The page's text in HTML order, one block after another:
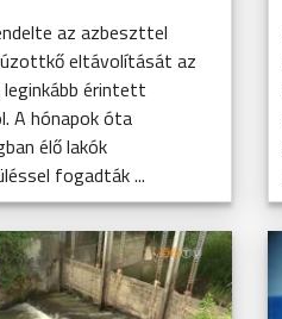
az azbeszttel
eltávolítását az
érintett
A hónapok óta
élő lakók
fogadták ...